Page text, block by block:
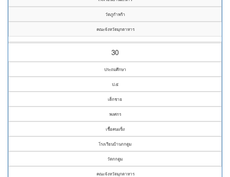
วัดภูกำพร้า
คณะจังหวัดมุกดาหาร
30
ประถมศึกษา
ป.๕
เด็กชาย
พงศกร
เชื้อคนแข็ง
โรงเรียนบ้านกกตูม
วัดกกตูม
คณะจังหวัดมุกดาหาร